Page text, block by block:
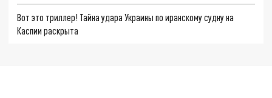
Вот это триллер! Тайна удара Украины по иранскому судну на
Каспии раскрыта